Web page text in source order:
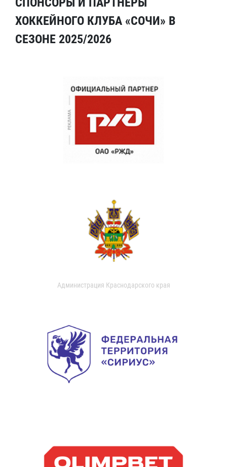
ХОККЕЙНОГО КЛУБА «СОЧИ» В
СЕЗОНЕ 2025/2026
Администрация Краснодарского края